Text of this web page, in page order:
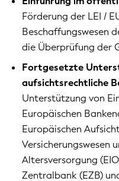
Förderung der LEI /
Beschaffungswesen
die Überprüfung der
Fortgesetzte
aufsichtsrechtliche
Unterstützung von
Europäischen
Europäischen
Versicherungswesen
Altersversorgung
Zentralbank (EZB)